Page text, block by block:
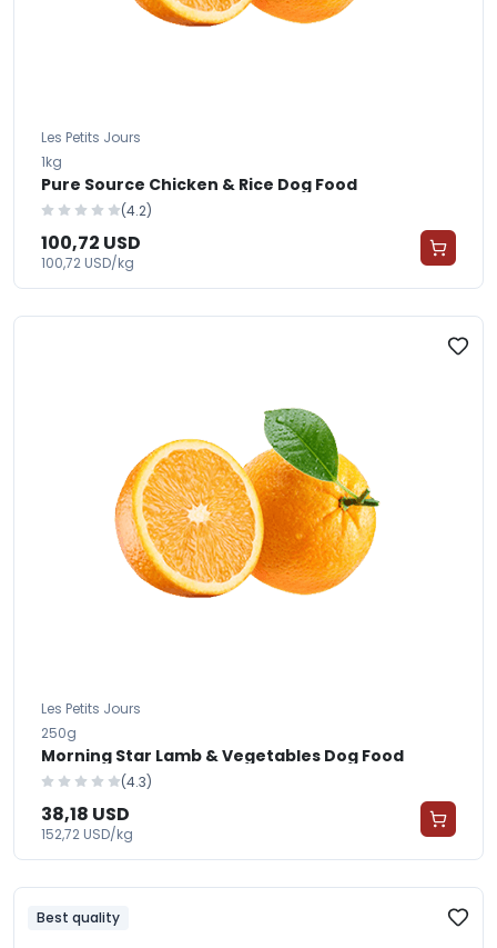
Les Petits Jours
1kg
Pure Source Chicken & Rice Dog Food
(4.2)
100,72 USD
100,72 USD/kg
Les Petits Jours
250g
Morning Star Lamb & Vegetables Dog Food
(4.3)
38,18 USD
152,72 USD/kg
Best quality